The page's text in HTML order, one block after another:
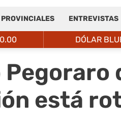
PROVINCIALES ENTREVISTAS
DÓLAR
está